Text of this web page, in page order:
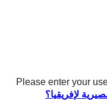
لإفريقيا؟
Please enter your